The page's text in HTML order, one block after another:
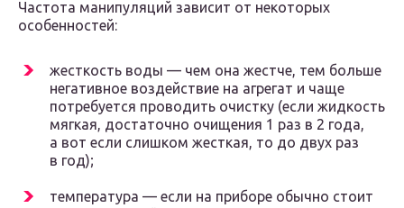
Частота манипуляций зависит от некоторых
особенностей:
жесткость воды — чем она жестче, тем больше
негативное воздействие на агрегат и чаще
потребуется проводить очистку (если жидкость
мягкая, достаточно очищения 1 раз в 2 года,
а вот если слишком жесткая, то до двух раз
в год);
температура — если на приборе обычно стоит